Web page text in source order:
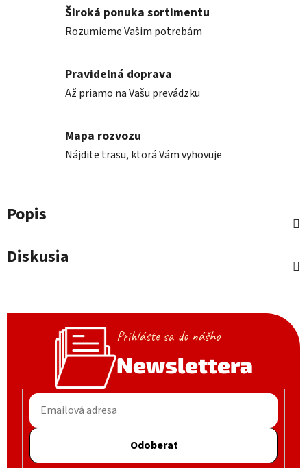
Široká ponuka sortimentu
Rozumieme Vašim potrebám
Pravidelná doprava
Až priamo na Vašu prevádzku
Mapa rozvozu
Nájdite trasu, ktorá Vám vyhovuje
Popis
Diskusia
Prihláste sa do nášho
Newslettera
Odoberať